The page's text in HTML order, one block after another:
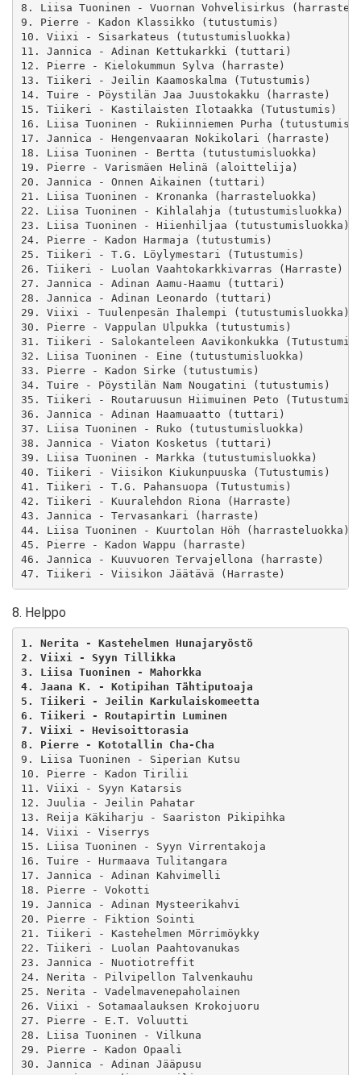
8. Liisa Tuoninen - Vuornan Vohvelisirkus
9. Pierre - Kadon Klassikko (tutustumis)
10. Viixi - Sisarkateus (tutustumisluokka)
11. Jannica - Adinan Kettukarkki (tuttari)
12. Pierre - Kielokummun Sylva (harraste)
13. Tiikeri - Jeilin Kaamoskalma (Tutustumis)
14. Tuire - Pöystilän Jaa Juustokakku (harraste)
15. Tiikeri - Kastilaisten Ilotaakka (Tutustumis)
16. Liisa Tuoninen - Rukiinniemen Purha
17. Jannica - Hengenvaaran Nokikolari (harraste)
18. Liisa Tuoninen - Bertta (tutustumisluokka)
19. Pierre - Varismäen Helinä (aloittelija)
20. Jannica - Onnen Aikainen (tuttari)
21. Liisa Tuoninen - Kronanka (harrasteluokka)
22. Liisa Tuoninen - Kihlalahja (tutustumisluokka)
23. Liisa Tuoninen - Hiienhiljaa (tutustumisluokka)
24. Pierre - Kadon Harmaja (tutustumis)
25. Tiikeri - T.G. Löylymestari (Tutustumis)
26. Tiikeri - Luolan Vaahtokarkkivarras (Harraste)
27. Jannica - Adinan Aamu-Haamu (tuttari)
28. Jannica - Adinan Leonardo (tuttari)
29. Viixi - Tuulenpesän Ihalempi (tutustumisluokka)
30. Pierre - Vappulan Ulpukka (tutustumis)
31. Tiikeri - Salokanteleen Aavikonkukka
32. Liisa Tuoninen - Eine (tutustumisluokka)
33. Pierre - Kadon Sirke (tutustumis)
34. Tuire - Pöystilän Nam Nougatini (tutustumis)
35. Tiikeri - Routaruusun Hiimuinen Peto
36. Jannica - Adinan Haamuaatto (tuttari)
37. Liisa Tuoninen - Ruko (tutustumisluokka)
38. Jannica - Viaton Kosketus (tuttari)
39. Liisa Tuoninen - Markka (tutustumisluokka)
40. Tiikeri - Viisikon Kiukunpuuska (Tutustumis)
41. Tiikeri - T.G. Pahansuopa (Tutustumis)
42. Tiikeri - Kuuralehdon Riona (Harraste)
43. Jannica - Tervasankari (harraste)
44. Liisa Tuoninen - Kuurtolan Höh (harrasteluokka)
45. Pierre - Kadon Wappu (harraste)
46. Jannica - Kuuvuoren Tervajellona (harraste)
8. Helppo
1. Nerita - Kastehelmen Hunajaryöstö
2. Viixi - Syyn Tillikka
3. Liisa Tuoninen - Mahorkka
4. Jaana K. - Kotipihan Tähtiputoaja
5. Tiikeri - Jeilin Karkulaiskomeetta
6. Tiikeri - Routapirtin Luminen
7. Viixi - Hevisoittorasia
8. Pierre - Kototallin Cha-Cha
9. Liisa Tuoninen - Siperian Kutsu
10. Pierre - Kadon Tirilii
11. Viixi - Syyn Katarsis
12. Juulia - Jeilin Pahatar
13. Reija Käkiharju - Saariston Pikipihka
14. Viixi - Viserrys
15. Liisa Tuoninen - Syyn Virrentakoja
16. Tuire - Hurmaava Tulitangara
17. Jannica - Adinan Kahvimelli
18. Pierre - Vokotti
19. Jannica - Adinan Mysteerikahvi
20. Pierre - Fiktion Sointi
21. Tiikeri - Kastehelmen Mörrimöykky
22. Tiikeri - Luolan Paahtovanukas
23. Jannica - Nuotiotreffit
24. Nerita - Pilvipellon Talvenkauhu
25. Nerita - Vadelmavenepaholainen
26. Viixi - Sotamaalauksen Krokojuoru
27. Pierre - E.T. Voluutti
28. Liisa Tuoninen - Vilkuna
29. Pierre - Kadon Opaali
30. Jannica - Adinan Jääpusu